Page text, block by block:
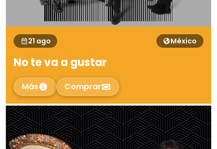
21 ago México
No te va a gustar
Más Comprar